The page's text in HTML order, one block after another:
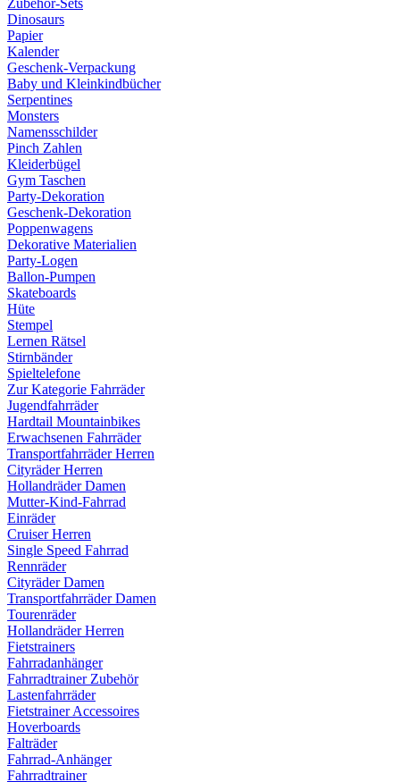
Zubehör-Sets
Dinosaurs
Papier
Kalender
Geschenk-Verpackung
Baby und Kleinkindbücher
Serpentines
Monsters
Namensschilder
Pinch Zahlen
Kleiderbügel
Gym Taschen
Party-Dekoration
Geschenk-Dekoration
Poppenwagens
Dekorative Materialien
Party-Logen
Ballon-Pumpen
Skateboards
Hüte
Stempel
Lernen Rätsel
Stirnbänder
Spieltelefone
Zur Kategorie Fahrräder
Jugendfahrräder
Hardtail Mountainbikes
Erwachsenen Fahrräder
Transportfahrräder Herren
Cityräder Herren
Hollandräder Damen
Mutter-Kind-Fahrrad
Einräder
Cruiser Herren
Single Speed Fahrrad
Rennräder
Cityräder Damen
Transportfahrräder Damen
Tourenräder
Hollandräder Herren
Fietstrainers
Fahrradanhänger
Fahrradtrainer Zubehör
Lastenfahrräder
Fietstrainer Accessoires
Hoverboards
Falträder
Fahrrad-Anhänger
Fahrradtrainer